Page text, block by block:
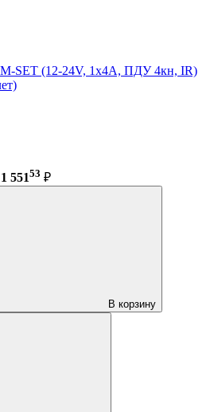
SET (12-24V, 1x4A, ПДУ 4кн, IR)
1 55153 ₽
В корзину